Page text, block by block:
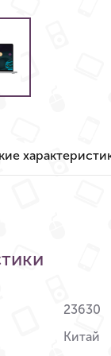
23630
Китай